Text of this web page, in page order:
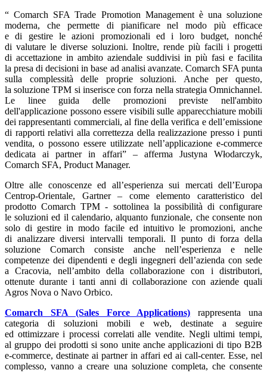
“ Comarch SFA Trade Promotion Management è una soluzione
moderna, che permette di pianificare nel modo più efficace
e di gestire le azioni promozionali ed i loro budget, nonché
di valutare le diverse soluzioni. Inoltre, rende più facili i progetti
di accettazione in ambito aziendale suddivisi in più fasi e facilita
la presa di decisioni in base ad analisi avanzate. Comarch SFA punta
sulla complessità delle proprie soluzioni. Anche per questo,
la soluzione TPM si inserisce con forza nella strategia Omnichannel.
Le linee guida delle promozioni previste nell'ambito
dell'applicazione possono essere visibili sulle apparecchiature mobili
dei rappresentanti commerciali, al fine della verifica e dell’emissione
di rapporti relativi alla correttezza della realizzazione presso i punti
vendita, o possono essere utilizzate nell’applicazione e-commerce
dedicata ai partner in affari” – afferma Justyna Włodarczyk,
Comarch SFA, Product Manager.
Oltre alle conoscenze ed all’esperienza sui mercati dell’Europa
Centrop-Orientale, Gartner – come elemento caratteristico del
prodotto Comarch TPM - sottolinea la possibilità di configurare
le soluzioni ed il calendario, alquanto funzionale, che consente non
solo di gestire in modo facile ed intuitivo le promozioni, anche
di analizzare diversi intervalli temporali. Il punto di forza della
soluzione Comarch consiste anche nell’esperienza e nelle
competenze dei dipendenti e degli ingegneri dell’azienda con sede
a Cracovia, nell’ambito della collaborazione con i distributori,
ottenute durante i tanti anni di collaborazione con aziende quali
Agros Nova o Navo Orbico.
Comarch SFA (Sales Force Applications) rappresenta una
categoria di soluzioni mobili e web, destinate a seguire
ed ottimizzare i processi correlati alle vendite. Negli ultimi tempi,
al gruppo dei prodotti si sono unite anche applicazioni di tipo B2B
e-commerce, destinate ai partner in affari ed ai call-center. Esse, nel
complesso, vanno a creare una soluzione completa, che consente